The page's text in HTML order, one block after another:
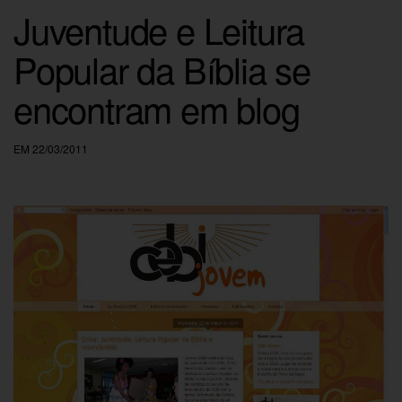
Juventude e Leitura
Popular da Bíblia se
encontram em blog
EM 22/03/2011